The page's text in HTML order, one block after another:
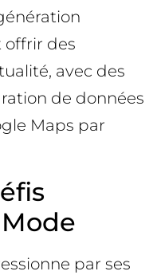
offrir des
avec des
de données
Maps par
par ses